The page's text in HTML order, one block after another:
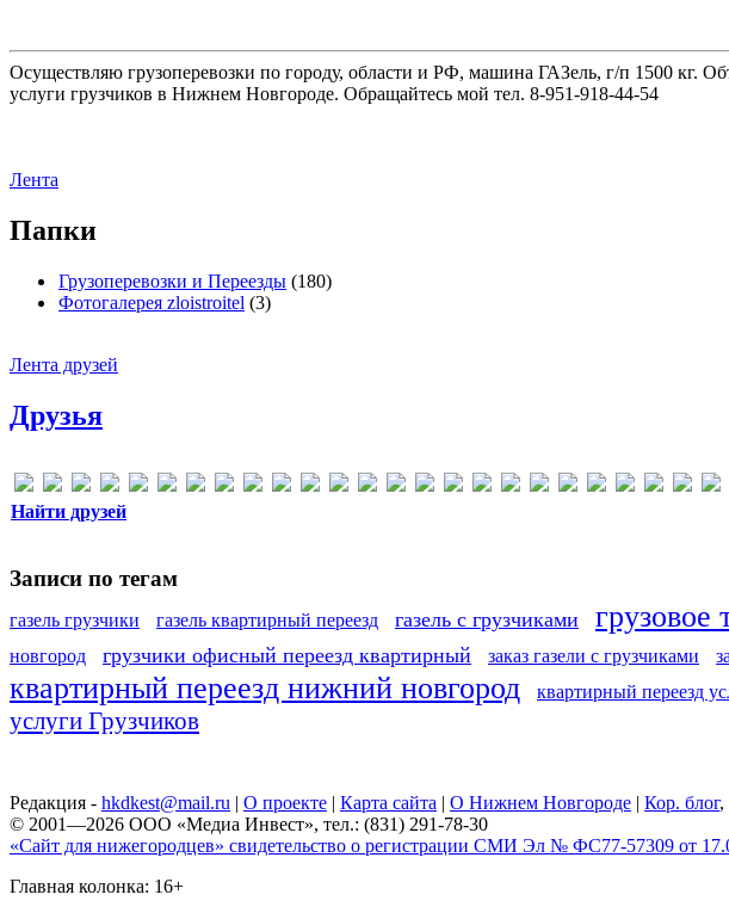
Осуществляю грузоперевозки по городу, области и РФ, машина ГАЗель, г/п 1500 кг.
услуги грузчиков в Нижнем Новгороде. Обращайтесь мой тел. 8-951-918-44-54
Лента
Папки
Грузоперевозки и Переезды (180)
Фотогалерея zloistroitel (3)
Лента друзей
Друзья
Найти друзей
Записи по тегам
газель грузчики газель квартирный переезд газель с грузчиками грузовое
новгород
грузчики офисный переезд квартирный заказ газели с грузчиками
квартирный переезд нижний новгород квартирный переезд
услуги Грузчиков
Редакция - hkdkest@mail.ru | О проекте | Карта сайта | О Нижнем Новгороде | Кор. блог,
© 2001—2026 ООО «Медиа Инвест», тел.: (831) 291-78-30
«Сайт для нижегородцев» свидетельство о регистрации СМИ Эл № ФС77-57309 от
Главная колонка: 16+